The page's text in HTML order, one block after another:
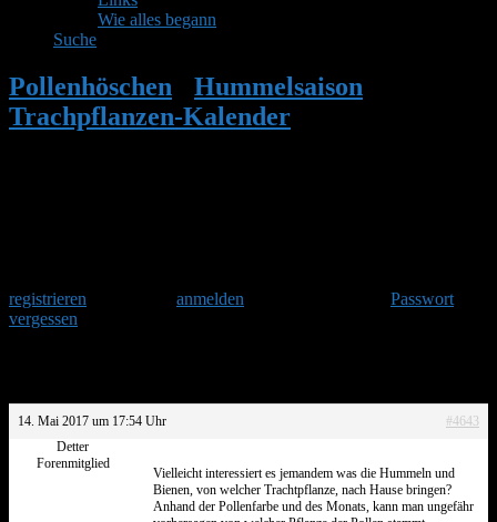
Wie alles begann
Suche
Pollenhöschen Hummelsaison
Trachpflanzen-Kalender
registrieren
anmelden
Passwort
vergessen
14. Mai 2017 um 17:54 Uhr
#4643
Detter
Forenmitglied
Vielleicht interessiert es jemandem was die Hummeln und
Bienen, von welcher Trachtpflanze, nach Hause bringen?
Anhand der Pollenfarbe und des Monats, kann man ungefähr